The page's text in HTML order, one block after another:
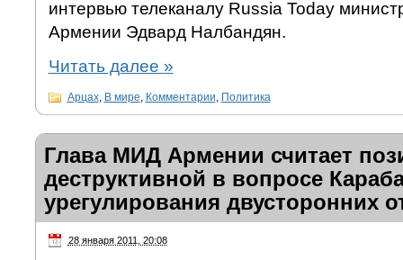
интервью телеканалу Russia Today
Армении Эдвард Налбандян.
Читать далее »
Арцах, В мире, Комментарии, Политика
Глава МИД Армении считает
деструктивной в вопросе
урегулирования двусторонних
28 января 2011, 20:08